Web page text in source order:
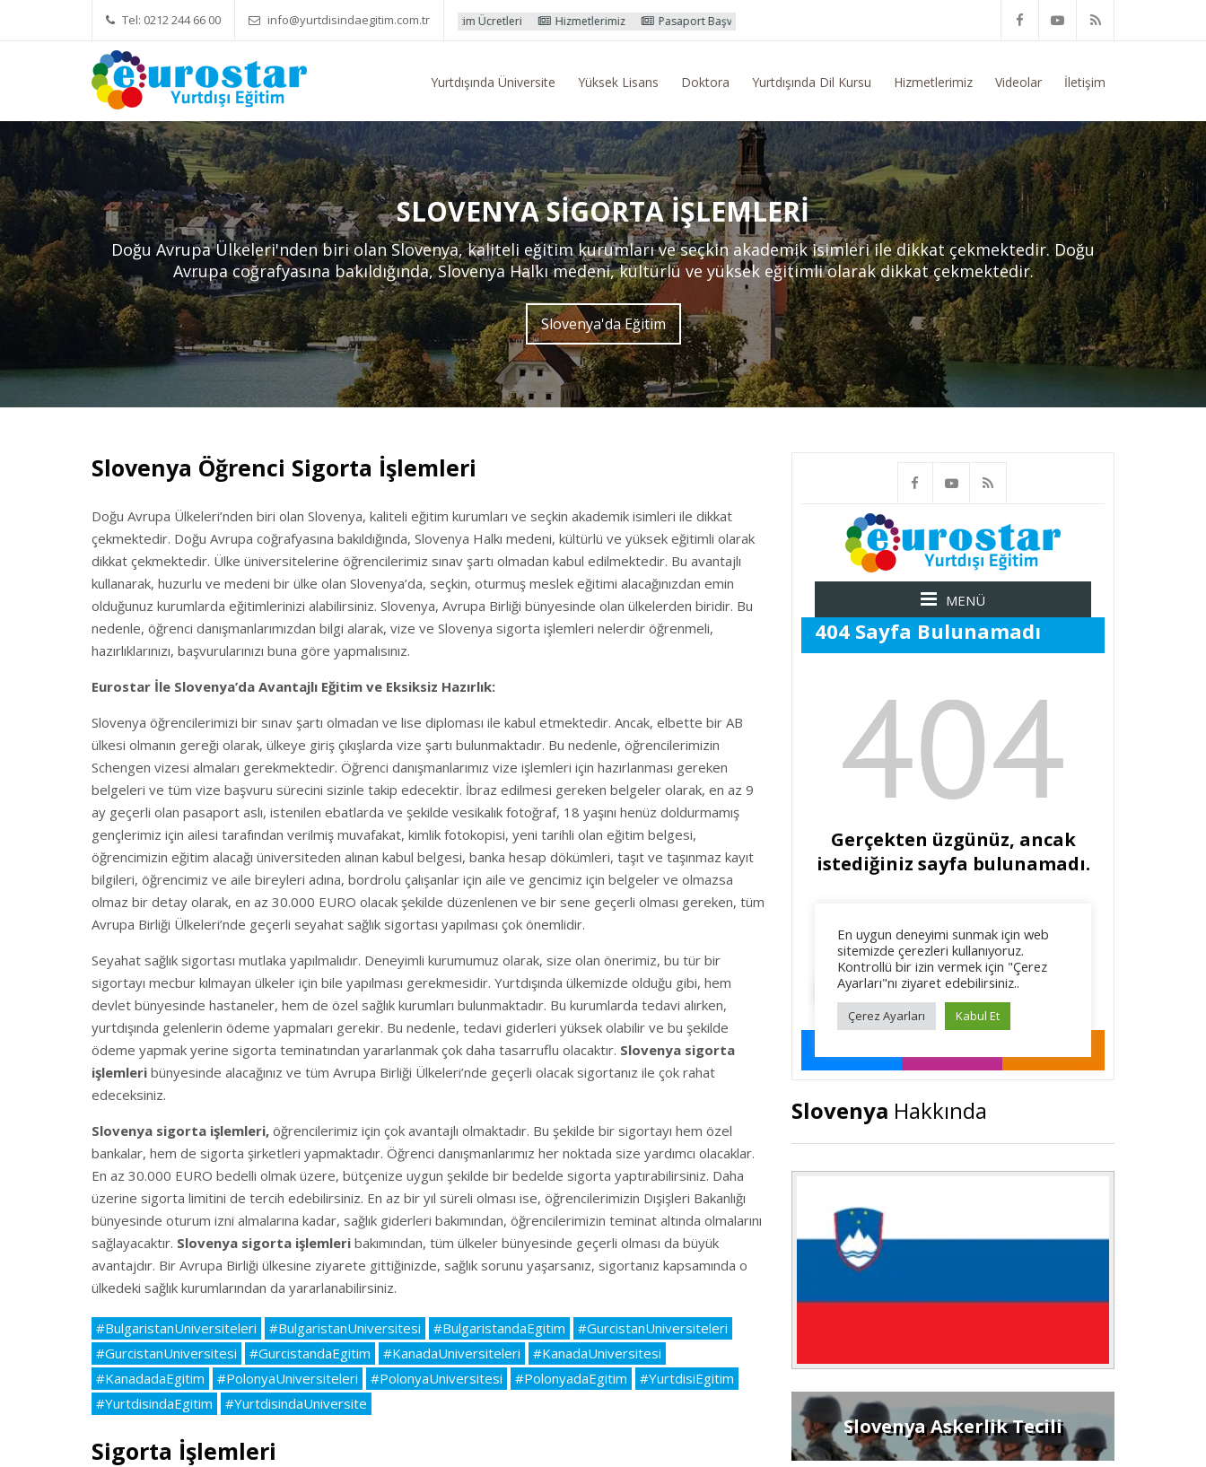
Tel: 0212 244 66 00 info@yurtdisindaegitim.com.tr
Yök Denkliği Önemli Eğitim Ücretleri Hizmetlerimiz Pasaport Başvuru İşlemleri
Yurtdışında Üniversite Yüksek Lisans Doktora Yurtdışında Dil Kursu Hizmetlerimiz Videolar İletişim
SLOVENYA SIGORTA İŞLEMLERI
Doğu Avrupa Ülkeleri'nden biri olan Slovenya, kaliteli eğitim kurumları ve seçkin akademik isimleri ile dikkat çekmektedir. Doğu
Avrupa coğrafyasına bakıldığında, Slovenya Halkı medeni, kültürlü ve yüksek eğitimli olarak dikkat çekmektedir.
Slovenya'da Eğitim
Slovenya Öğrenci Sigorta İşlemleri
Doğu Avrupa Ülkeleri’nden biri olan Slovenya, kaliteli eğitim kurumları ve seçkin akademik isimleri ile dikkat
çekmektedir. Doğu Avrupa coğrafyasına bakıldığında, Slovenya Halkı medeni, kültürlü ve yüksek eğitimli olarak
dikkat çekmektedir. Ülke üniversitelerine öğrencilerimiz sınav şartı olmadan kabul edilmektedir. Bu avantajlı
kullanarak, huzurlu ve medeni bir ülke olan Slovenya’da, seçkin, oturmuş meslek eğitimi alacağınızdan emin
olduğunuz kurumlarda eğitimlerinizi alabilirsiniz. Slovenya, Avrupa Birliği bünyesinde olan ülkelerden biridir. Bu
nedenle, öğrenci danışmanlarımızdan bilgi alarak, vize ve Slovenya sigorta işlemleri nelerdir öğrenmeli,
hazırlıklarınızı, başvurularınızı buna göre yapmalısınız.
Eurostar İle Slovenya’da Avantajlı Eğitim ve Eksiksiz Hazırlık:
Slovenya öğrencilerimizi bir sınav şartı olmadan ve lise diploması ile kabul etmektedir. Ancak, elbette bir AB
ülkesi olmanın gereği olarak, ülkeye giriş çıkışlarda vize şartı bulunmaktadır. Bu nedenle, öğrencilerimizin
Schengen vizesi almaları gerekmektedir. Öğrenci danışmanlarımız vize işlemleri için hazırlanması gereken
belgeleri ve tüm vize başvuru sürecini sizinle takip edecektir. İbraz edilmesi gereken belgeler olarak, en az 9
ay geçerli olan pasaport aslı, istenilen ebatlarda ve şekilde vesikalık fotoğraf, 18 yaşını henüz doldurmamış
gençlerimiz için ailesi tarafından verilmiş muvafakat, kimlik fotokopisi, yeni tarihli olan eğitim belgesi,
öğrencimizin eğitim alacağı üniversiteden alınan kabul belgesi, banka hesap dökümleri, taşıt ve taşınmaz kayıt
bilgileri, öğrencimiz ve aile bireyleri adına, bordrolu çalışanlar için aile ve gencimiz için belgeler ve olmazsa
olmaz bir detay olarak, en az 30.000 EURO olacak şekilde düzenlenen ve bir sene geçerli olması gereken, tüm
Avrupa Birliği Ülkeleri’nde geçerli seyahat sağlık sigortası yapılması çok önemlidir.
Seyahat sağlık sigortası mutlaka yapılmalıdır. Deneyimli kurumumuz olarak, size olan önerimiz, bu tür bir
sigortayı mecbur kılmayan ülkeler için bile yapılması gerekmesidir. Yurtdışında ülkemizde olduğu gibi, hem
devlet bünyesinde hastaneler, hem de özel sağlık kurumları bulunmaktadır. Bu kurumlarda tedavi alırken,
yurtdışında gelenlerin ödeme yapmaları gerekir. Bu nedenle, tedavi giderleri yüksek olabilir ve bu şekilde
ödeme yapmak yerine sigorta teminatından yararlanmak çok daha tasarruflu olacaktır. Slovenya sigorta
işlemleri bünyesinde alacağınız ve tüm Avrupa Birliği Ülkeleri’nde geçerli olacak sigortanız ile çok rahat
edeceksiniz.
Slovenya sigorta işlemleri, öğrencilerimiz için çok avantajlı olmaktadır. Bu şekilde bir sigortayı hem özel
bankalar, hem de sigorta şirketleri yapmaktadır. Öğrenci danışmanlarımız her noktada size yardımcı olacaklar.
En az 30.000 EURO bedelli olmak üzere, bütçenize uygun şekilde bir bedelde sigorta yaptırabilirsiniz. Daha
üzerine sigorta limitini de tercih edebilirsiniz. En az bir yıl süreli olması ise, öğrencilerimizin Dışişleri Bakanlığı
bünyesinde oturum izni almalarına kadar, sağlık giderleri bakımından, öğrencilerimizin teminat altında olmalarını
sağlayacaktır. Slovenya sigorta işlemleri bakımından, tüm ülkeler bünyesinde geçerli olması da büyük
avantajdır. Bir Avrupa Birliği ülkesine ziyarete gittiğinizde, sağlık sorunu yaşarsanız, sigortanız kapsamında o
ülkedeki sağlık kurumlarından da yararlanabilirsiniz.
#BulgaristanUniversiteleri #BulgaristanUniversitesi #BulgaristandaEgitim
#GurcistanUniversiteleri
#GurcistanUniversitesi
#GurcistandaEgitim #KanadaUniversiteleri
#KanadaUniversitesi
#KanadadaEgitim
#PolonyaUniversiteleri #PolonyaUniversitesi #PolonyadaEgitim
#YurtdisiEgitim
#YurtdisindaEgitim
#YurtdisindaUniversite
Sigorta İşlemleri
Slovenya Hakkında
Slovenya Askerlik Tecili